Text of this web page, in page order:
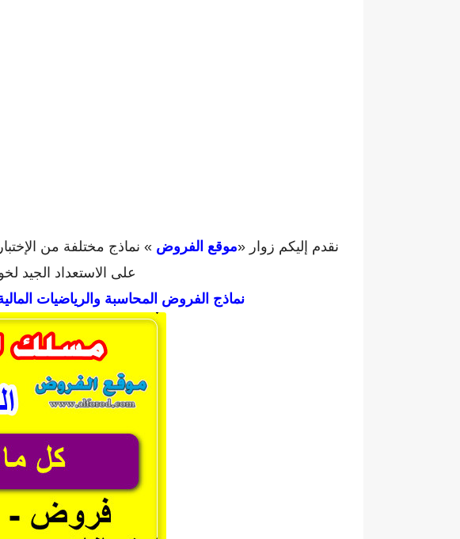
نقدم إليكم زوار «موقع الفروض » نماذج مختلفة من
على الاستعداد الجيد
نماذج الفروض المحاسبة والرياضيات المالية